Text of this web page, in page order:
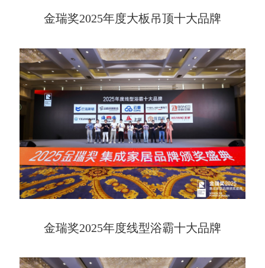
金瑞奖2025年度大板吊顶十大品牌
金瑞奖2025年度线型浴霸十大品牌